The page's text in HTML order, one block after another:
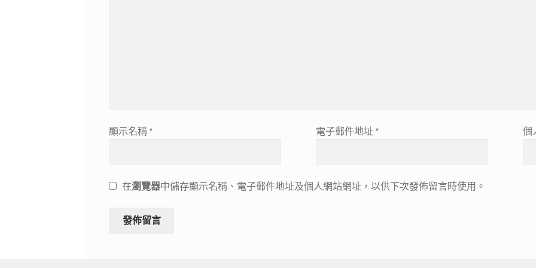
顯示名稱 * 電子郵件地址 * 個
在瀏覽器中儲存顯示名稱、電子郵件地址及個人網站網址，以供下次發佈留言時使用。